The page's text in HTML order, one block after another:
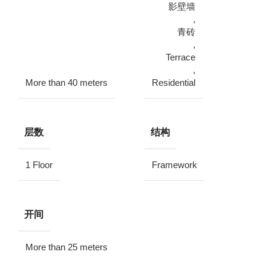
More than 40 meters
影壁墙
,
青砖
,
Terrace
,
Residential
层数
1 Floor
结构
Framework
开间
More than 25 meters